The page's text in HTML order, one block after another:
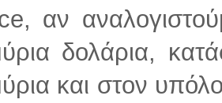
αν
δολάρια,
και στον